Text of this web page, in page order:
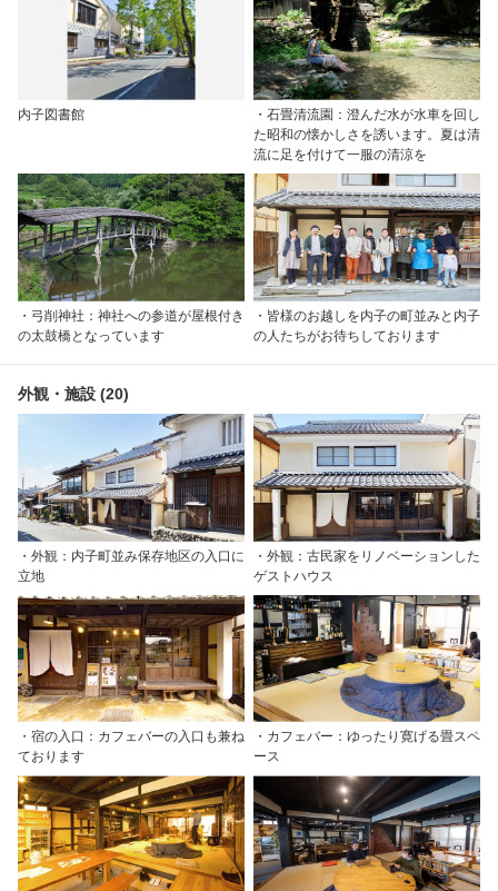
内子図書館
・石畳清流園：澄んだ水が水車を回し
た昭和の懐かしさを誘います。夏は清
流に足を付けて一服の清涼を
・弓削神社：神社への参道が屋根付き
の太鼓橋となっています
・皆様のお越しを内子の町並みと内子
の人たちがお待ちしております
外観・施設 (20)
・外観：内子町並み保存地区の入口に
立地
・外観：古民家をリノベーションした
ゲストハウス
・宿の入口：カフェバーの入口も兼ね
ております
・カフェバー：ゆったり寛げる畳スペ
ース